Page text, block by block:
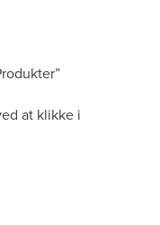
at klikke i